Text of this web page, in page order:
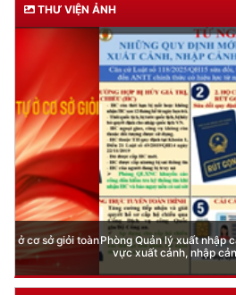
THƯ VIỆN ẢNH
Phòng Quản lý xuất nhập cảnh: Hướng
vực xuất cảnh, nhập cảnh của công